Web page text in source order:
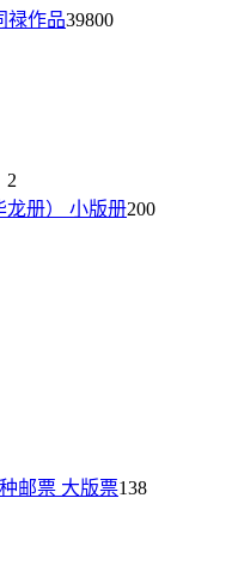
禄作品39800
2
龙册） 小版册200
邮票 大版票138